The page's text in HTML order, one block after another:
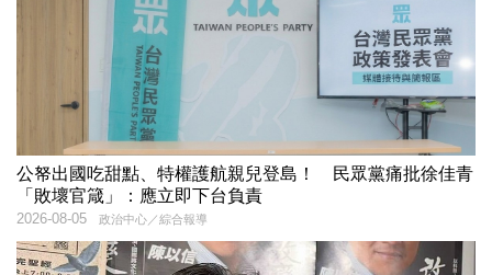
公帑出國吃甜點、特權護航親兒登島！ 民眾黨痛批徐佳青
「敗壞官箴」：應立即下台負責
政治中心／綜合報導
2026-08-05